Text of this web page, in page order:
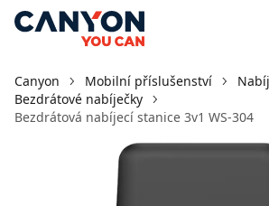
Canyon Mobilní příslušenství
Bezdrátové nabíječky
Bezdrátová nabíjecí stanice 3v1 WS-304